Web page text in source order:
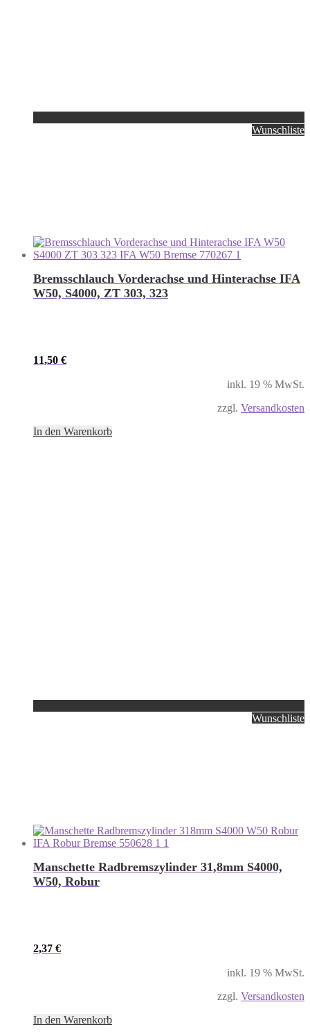
Wunschliste
Bremsschlauch Vorderachse und Hinterachse IFA
W50, S4000, ZT 303, 323
11,50 €
inkl. 19 % MwSt.
zzgl. Versandkosten
In den Warenkorb
Wunschliste
Manschette Radbremszylinder 31,8mm S4000,
W50, Robur
2,37 €
inkl. 19 % MwSt.
zzgl. Versandkosten
In den Warenkorb